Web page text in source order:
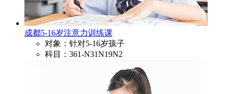
成都5-16岁注意力训练课
对象：针对5-16岁孩子
科目：361-N31N19N2